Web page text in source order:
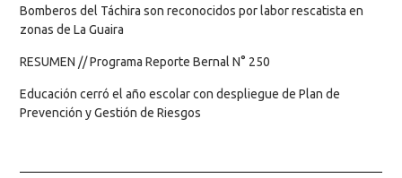
Bomberos del Táchira son reconocidos por labor rescatista en
zonas de La Guaira
RESUMEN // Programa Reporte Bernal N° 250
Educación cerró el año escolar con despliegue de Plan de
Prevención y Gestión de Riesgos